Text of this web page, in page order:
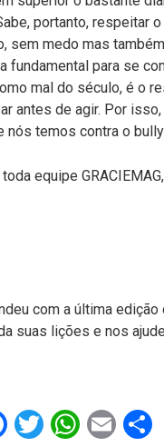
portanto, respeitar
sem medo mas
fundamental para se
mal do século, é o
antes de agir. Por isso,
nós temos contra o
equipe GRACIEMAG,
com a última edição
suas lições e nos
Facebook
Twitter